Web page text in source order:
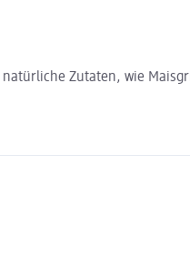
Zutaten, wie